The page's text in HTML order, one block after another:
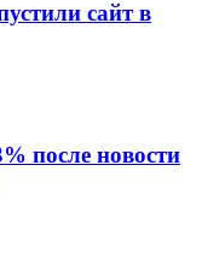
сайт в
после новости